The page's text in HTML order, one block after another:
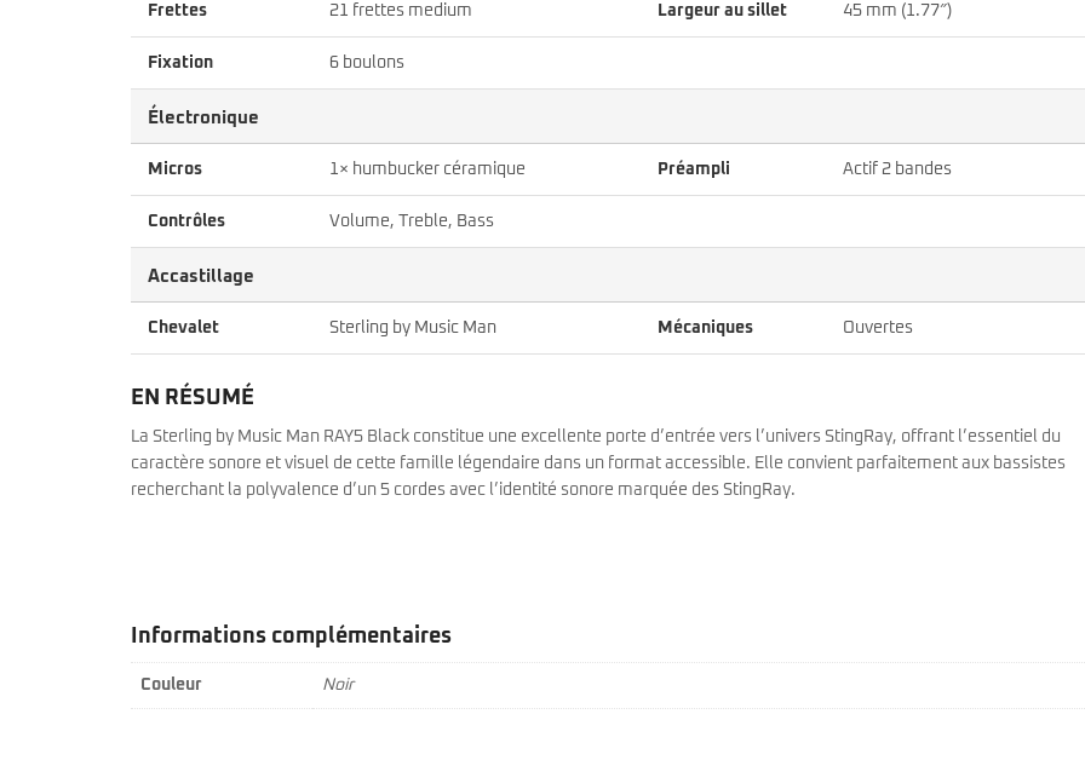
Frettes 21 frettes medium Largeur au sillet 45 mm (1.77″)
Fixation 6 boulons
Électronique
Micros 1× humbucker céramique Préampli Actif 2 bandes
Contrôles Volume, Treble, Bass
Accastillage
Chevalet Sterling by Music Man Mécaniques Ouvertes
EN RÉSUMÉ
La Sterling by Music Man RAY5 Black constitue une excellente porte d’entrée vers l’univers StingRay, offrant l’essentiel du
caractère sonore et visuel de cette famille légendaire dans un format accessible. Elle convient parfaitement aux bassistes
recherchant la polyvalence d’un 5 cordes avec l’identité sonore marquée des StingRay.
Informations complémentaires
Couleur Noir